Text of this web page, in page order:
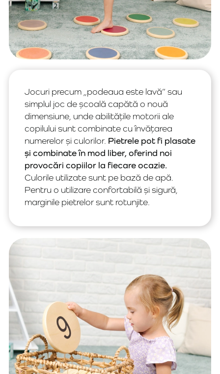
Jocuri precum „podeaua este lavă” sau
simplul joc de școală capătă o nouă
dimensiune, unde abilitățile motorii ale
copilului sunt combinate cu învățarea
numerelor și culorilor. Pietrele pot fi plasate
și combinate în mod liber, oferind noi
provocări copiilor la fiecare ocazie.
Culorile utilizate sunt pe bază de apă.
Pentru o utilizare confortabilă și sigură,
marginile pietrelor sunt rotunjite.